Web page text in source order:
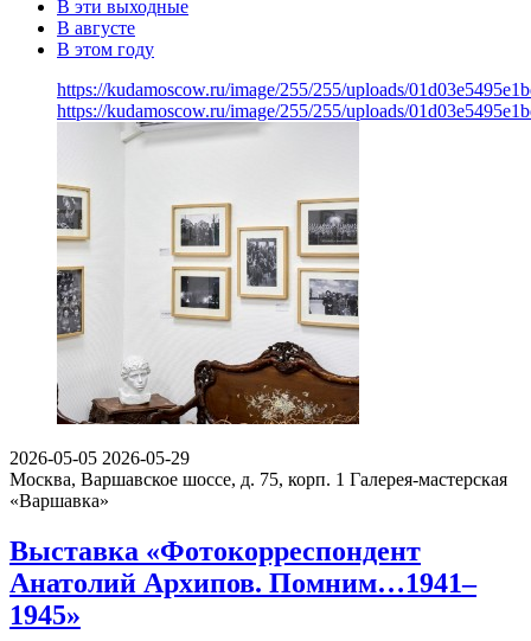
В эти выходные
В августе
В этом году
https://kudamoscow.ru/image/255/255/uploads/
https://kudamoscow.ru/image/255/255/uploads/
2026-05-05 2026-05-29
Москва, Варшавское шоссе, д. 75, корп. 1 Галерея-мастерская
«Варшавка»
Выставка «Фотокорреспондент
Анатолий Архипов. Помним…1941–
1945»